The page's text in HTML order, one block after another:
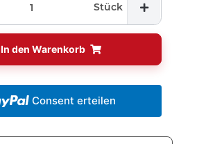
Stück
In den Warenkorb
Consent erteilen